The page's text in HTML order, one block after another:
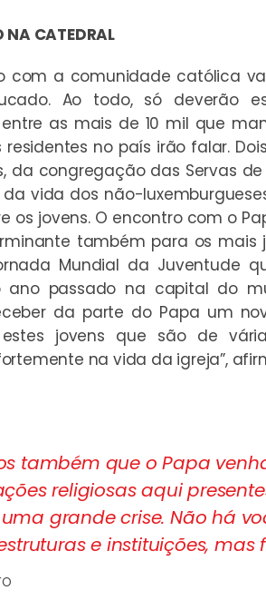
NA CATEDRAL
com a comunidade católica
Ao todo, só deverão
as mais de 10 mil que
residentes no país irão falar.
da congregação das Servas
vida dos não-
os jovens. O encontro com o
também para os
Mundial da Juventude
ano passado na capital do
da parte do Papa um
jovens que são de
na vida da igreja”,
também que o Papa
religiosas aqui
grande crise. Não há
e instituições,